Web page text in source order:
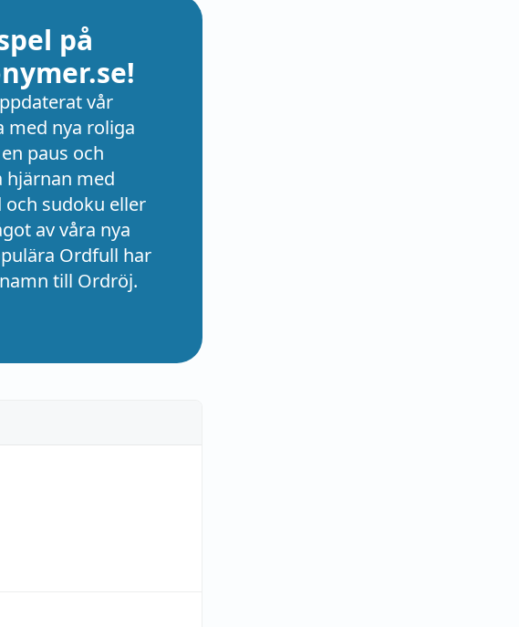
på
vår
med nya roliga
paus och
hjärnan med
sudoku eller
av våra nya
Ordfull har
till Ordröj.